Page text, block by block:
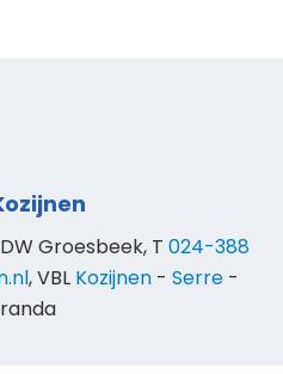
Groesbeek, T 024-388
, VBL Kozijnen- Serre-